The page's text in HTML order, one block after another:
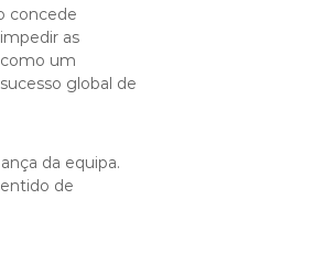
concede
as
um
global de
da equipa.
de